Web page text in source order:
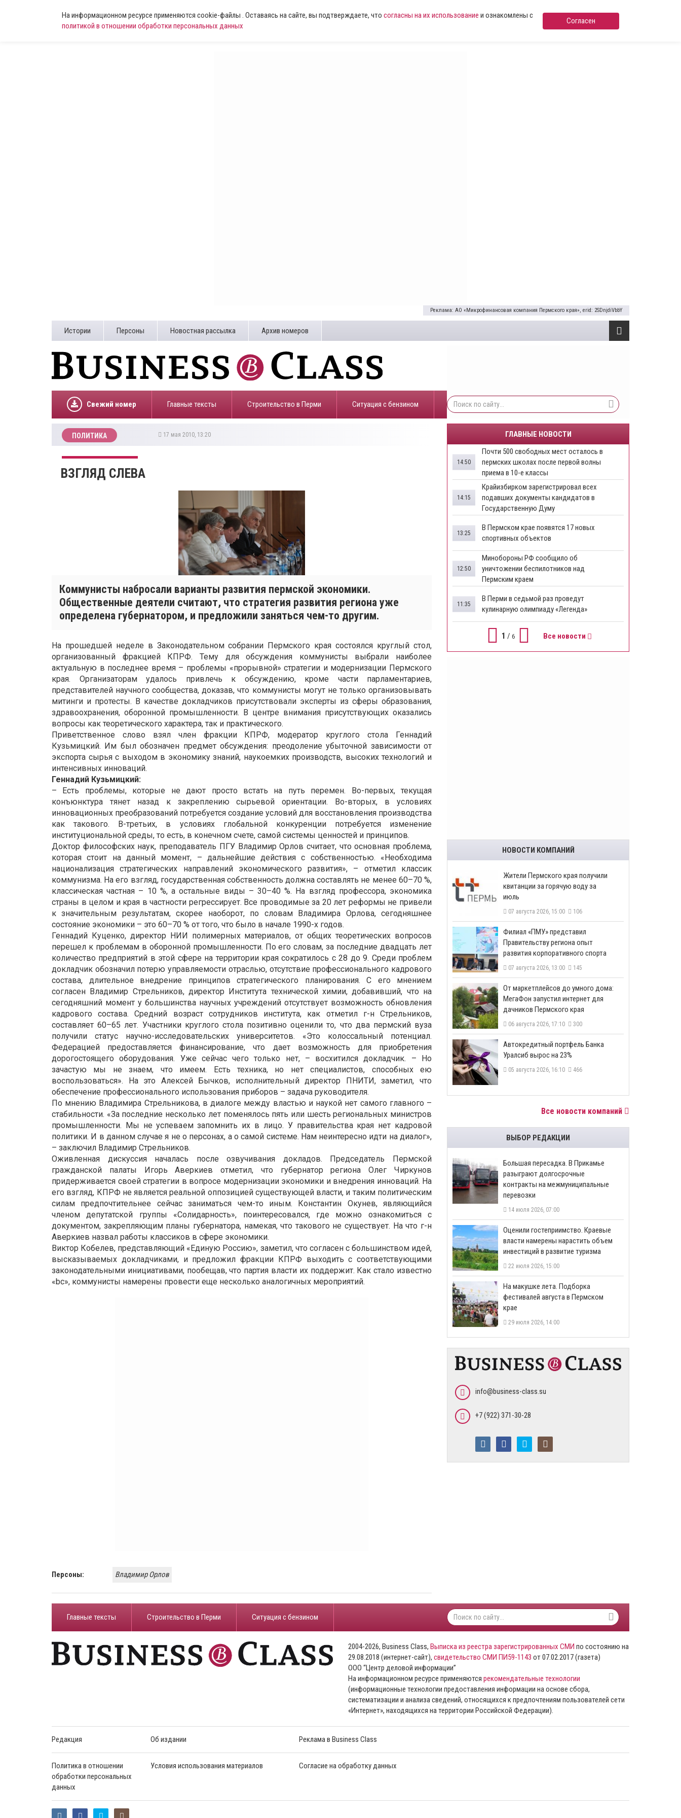
На информационном ресурсе применяются cookie-файлы . Оставаясь на сайте, вы подтверждаете, что согласны на их использование и ознакомлены с
политикой в отношении обработки персональных данных
Согласен
Реклама: АО «Микрофинансовая компания Пермского края», erid: 2SDnjdiVbbY
Истории Персоны Новостная рассылка Архив номеров
Свежий номер Главные тексты Строительство в Перми ​Ситуация с бензином
ПОЛИТИКА 17 мая 2010, 13:20
ВЗГЛЯД СЛЕВА
Коммунисты набросали варианты развития пермской экономики.
Общественные деятели считают, что стратегия развития региона уже
определена губернатором, и предложили заняться чем-то другим.
На прошедшей неделе в Законодательном собрании Пермского края состоялся круглый стол,
организованный фракцией КПРФ. Тему для обсуждения коммунисты выбрали наиболее
актуальную в последнее время – проблемы «прорывной» стратегии и модернизации Пермского
края. Организаторам удалось привлечь к обсуждению, кроме части парламентариев,
представителей научного сообщества, доказав, что коммунисты могут не только организовывать
митинги и протесты. В качестве докладчиков присутствовали эксперты из сферы образования,
здравоохранения, оборонной промышленности. В центре внимания присутствующих оказались
вопросы как теоретического характера, так и практического.
Приветственное слово взял член фракции КПРФ, модератор круглого стола Геннадий
Кузьмицкий. Им был обозначен предмет обсуждения: преодоление убыточной зависимости от
экспорта сырья с выходом в экономику знаний, наукоемких производств, высоких технологий и
интенсивных инноваций.
Геннадий Кузьмицкий:
– Есть проблемы, которые не дают просто встать на путь перемен. Во-первых, текущая
конъюнктура тянет назад к закреплению сырьевой ориентации. Во-вторых, в условиях
инновационных преобразований потребуется создание условий для восстановления производства
как такового. В-третьих, в условиях глобальной конкуренции потребуется изменение
институциональной среды, то есть, в конечном счете, самой системы ценностей и принципов.
Доктор философских наук, преподаватель ПГУ Владимир Орлов считает, что основная проблема,
которая стоит на данный момент, – дальнейшие действия с собственностью. «Необходима
национализация стратегических направлений экономического развития», – отметил классик
коммунизма. На его взгляд, государственная собственность должна составлять не менее 60–70 %,
классическая частная – 10 %, а остальные виды – 30–40 %. На взгляд профессора, экономика
страны в целом и края в частности регрессирует. Все проводимые за 20 лет реформы не привели
к значительным результатам, скорее наоборот, по словам Владимира Орлова, сегодняшнее
состояние экономики – это 60–70 % от того, что было в начале 1990-х годов.
Геннадий Куценко, директор НИИ полимерных материалов, от общих теоретических вопросов
перешел к проблемам в оборонной промышленности. По его словам, за последние двадцать лет
количество предприятий в этой сфере на территории края сократилось с 28 до 9. Среди проблем
докладчик обозначил потерю управляемости отраслью, отсутствие профессионального кадрового
состава, длительное внедрение принципов стратегического планирования. С его мнением
согласен Владимир Стрельников, директор Института технической химии, добавивший, что на
сегодняшний момент у большинства научных учреждений отсутствует возможность обновления
кадрового состава. Средний возраст сотрудников института, как отметил г-н Стрельников,
составляет 60–65 лет. Участники круглого стола позитивно оценили то, что два пермский вуза
получили статус научно-исследовательских университетов. «Это колоссальный потенциал.
Федерацией предоставляется финансирование, что дает возможность для приобретения
дорогостоящего оборудования. Уже сейчас чего только нет, – восхитился докладчик. – Но
зачастую мы не знаем, что имеем. Есть техника, но нет специалистов, способных ею
воспользоваться». На это Алексей Бычков, исполнительный директор ПНИТИ, заметил, что
обеспечение профессионального использования приборов – задача руководителя.
По мнению Владимира Стрельникова, в диалоге между властью и наукой нет самого главного –
стабильности. «За последние несколько лет поменялось пять или шесть региональных министров
промышленности. Мы не успеваем запомнить их в лицо. У правительства края нет кадровой
политики. И в данном случае я не о персонах, а о самой системе. Нам неинтересно идти на диалог»,
– заключил Владимир Стрельников.
Оживленная дискуссия началась после озвучивания докладов. Председатель Пермской
гражданской палаты Игорь Аверкиев отметил, что губернатор региона Олег Чиркунов
придерживается своей стратегии в вопросе модернизации экономики и внедрения инноваций. На
его взгляд, КПРФ не является реальной оппозицией существующей власти, и таким политическим
силам предпочтительнее сейчас заниматься чем-то иным. Константин Окунев, являющийся
членом депутатской группы «Солидарность», поинтересовался, где можно ознакомиться с
документом, закрепляющим планы губернатора, намекая, что такового не существует. На что г-н
Аверкиев назвал работы классиков в сфере экономики.
Виктор Кобелев, представляющий «Единую Россию», заметил, что согласен с большинством идей,
высказываемых докладчиками, и предложил фракции КПРФ выходить с соответствующими
законодательными инициативами, пообещав, что партия власти их поддержит. Как стало известно
«bc», коммунисты намерены провести еще несколько аналогичных мероприятий.
Персоны: Владимир Орлов
ГЛАВНЫЕ НОВОСТИ
Почти 500 свободных мест осталось в
пермских школах после первой волны
приема в 10-е классы
14:50
Крайизбирком зарегистрировал всех
подавших документы кандидатов в
Государственную Думу
14:15
​В Пермском крае появятся 17 новых
спортивных объектов
13:25
Минобороны РФ сообщило об
уничтожении беспилотников над
Пермским краем
12:50
В Перми в седьмой раз проведут
кулинарную олимпиаду «Легенда»
11:35
1 / 6 Все новости
НОВОСТИ КОМПАНИЙ
​Жители Пермского края получили
квитанции за горячую воду за
июль
07 августа 2026, 15:00 106
​Филиал «ПМУ» представил
Правительству региона опыт
развития корпоративного спорта
07 августа 2026, 13:00 145
От маркетплейсов до умного дома:
МегаФон запустил интернет для
дачников Пермского края
06 августа 2026, 17:10 300
​Автокредитный портфель Банка
Уралсиб вырос на 23%
05 августа 2026, 16:10 466
Все новости компаний
ВЫБОР РЕДАКЦИИ
Большая пересадка. В Прикамье
разыграют долгосрочные
контракты на межмуниципальные
перевозки
14 июля 2026, 07:00
Оценили гостеприимство. Краевые
власти намерены нарастить объем
инвестиций в развитие туризма
22 июля 2026, 15:00
На макушке лета. Подборка
фестивалей августа в Пермском
крае
29 июля 2026, 14:00
info@business-class.su
+7 (922) 371-30-28
Главные тексты Строительство в Перми ​Ситуация с бензином
2004-2026, Business Class, Выписка из реестра зарегистрированных СМИ по состоянию на
29.08.2018 (интернет-сайт), свидетельство СМИ ПИ59-1143 от 07.02.2017 (газета)
ООО “Центр деловой информации”
На информационном ресурсе применяются рекомендательные технологии
(информационные технологии предоставления информации на основе сбора,
систематизации и анализа сведений, относящихся к предпочтениям пользователей сети
«Интернет», находящихся на территории Российской Федерации).
Редакция Об издании Реклама в Business Class
Политика в отношении
обработки персональных
данных
Условия использования материалов Согласие на обработку данных